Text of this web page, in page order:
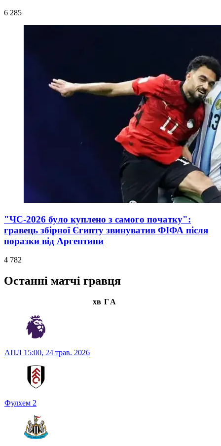
6 285
"ЧС-2026 було куплено з самого початку":
гравець збірної Єгипту звинуватив ФІФА після
поразки від Аргентини
4 782
Останні матчі гравця
хв ГА
АПЛ 15:00, 24 трав. 2026
Фулхем 2